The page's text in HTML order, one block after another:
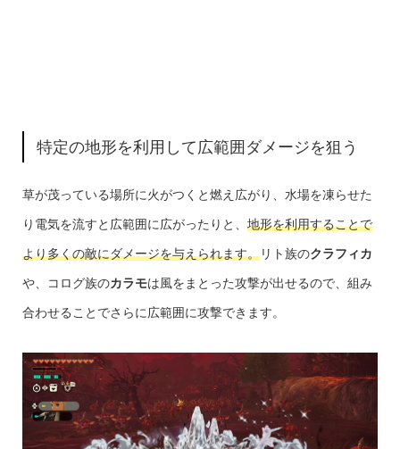
特定の地形を利用して広範囲ダメージを狙う
草が茂っている場所に火がつくと燃え広がり、水場を凍らせた
り電気を流すと広範囲に広がったりと、 地形を利用することで
より多くの敵にダメージを与えられます。リト族のクラフィカ
や、コログ族のカラモは風をまとった攻撃が出せるので、組み
合わせることでさらに広範囲に攻撃できます。